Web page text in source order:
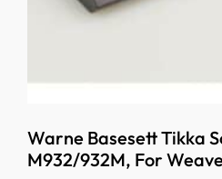
Warne Basesett Tikka
M932/932M, For